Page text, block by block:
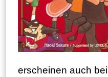
erscheinen auch